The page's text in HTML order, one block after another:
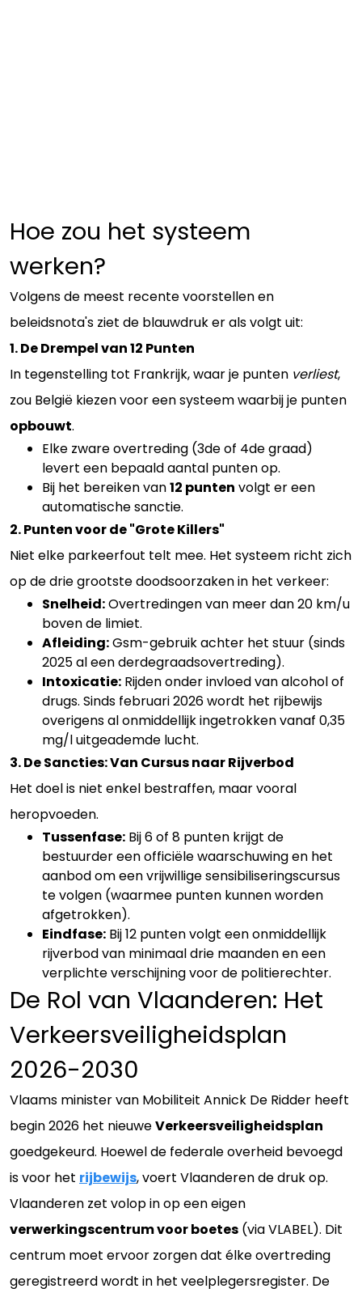
Hoe zou het systeem
werken?
Volgens de meest recente voorstellen en
beleidsnota's ziet de blauwdruk er als volgt uit:
1. De Drempel van 12 Punten
In tegenstelling tot Frankrijk, waar je punten verliest,
zou België kiezen voor een systeem waarbij je punten
opbouwt.
Elke zware overtreding (3de of 4de graad)
levert een bepaald aantal punten op.
Bij het bereiken van12 punten volgt er een
automatische sanctie.
2. Punten voor de "Grote Killers"
Niet elke parkeerfout telt mee. Het systeem richt zich
op de drie grootste doodsoorzaken in het verkeer:
Snelheid:Overtredingen van meer dan 20 km/u
boven de limiet.
Afleiding:Gsm-gebruik achter het stuur (sinds
2025 al een derdegraadsovertreding).
Intoxicatie: Rijden onder invloed van alcohol of
drugs. Sinds februari 2026 wordt het rijbewijs
overigens al onmiddellijk ingetrokken vanaf 0,35
mg/l uitgeademde lucht.
3. De Sancties: Van Cursus naar Rijverbod
Het doel is niet enkel bestraffen, maar vooral
heropvoeden.
Tussenfase: Bij 6 of 8 punten krijgt de
bestuurder een officiële waarschuwing en het
aanbod om een vrijwillige sensibiliseringscursus
te volgen (waarmee punten kunnen worden
afgetrokken).
Eindfase: Bij 12 punten volgt een onmiddellijk
rijverbod van minimaal drie maanden en een
verplichte verschijning voor de politierechter.
De Rol van Vlaanderen: Het
Verkeersveiligheidsplan
2026-2030
Vlaams minister van Mobiliteit Annick De Ridder heeft
begin 2026 het nieuweVerkeersveiligheidsplan
goedgekeurd. Hoewel de federale overheid bevoegd
is voor het rijbewijs, voert Vlaanderen de druk op.
Vlaanderen zet volop in op een eigen
verwerkingscentrum voor boetes (via VLABEL). Dit
centrum moet ervoor zorgen dat élke overtreding
geregistreerd wordt in het veelplegersregister. De